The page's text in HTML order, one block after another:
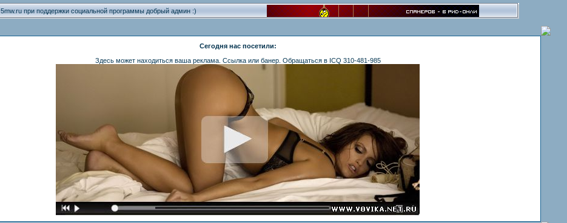
5mw.ru при поддержки социальной программы добрый админ :)
Сегодня нас посетили:
Здесь может находиться ваша реклама. Ссылка или банер. Обращаться в ICQ 310-481-985